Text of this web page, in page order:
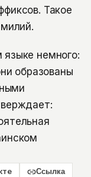
Такое
немного:
образованы
Ссылка